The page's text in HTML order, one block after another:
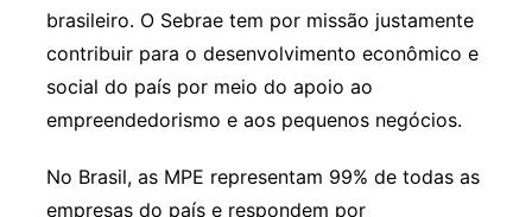
brasileiro. O Sebrae tem por missão justamente
contribuir para o desenvolvimento econômico e
social do país por meio do apoio ao
empreendedorismo e aos pequenos negócios.
No Brasil, as MPE representam 99% de todas as
empresas do país e respondem por